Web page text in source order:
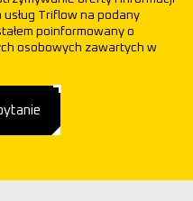
Triflow na podany
poinformowany o
osobowych zawartych w